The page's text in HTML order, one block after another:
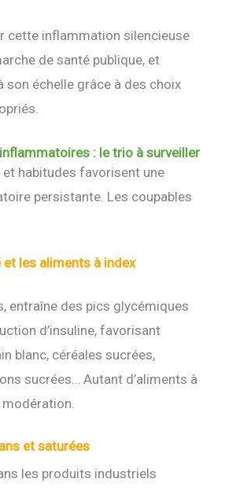
cette inflammation silencieuse
de santé publique, et
son échelle grâce à des choix
: le trio à surveiller
habitudes favorisent une
persistante. Les coupables
et les aliments à index
entraîne des pics glycémiques
d’insuline, favorisant
blanc, céréales sucrées,
sucrées… Autant d’aliments à
et saturées
les produits industriels